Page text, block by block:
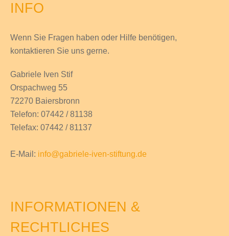
INFO
Wenn Sie Fragen haben oder Hilfe benötigen,
kontaktieren Sie uns gerne.
Gabriele Iven Stif
Orspachweg 55
72270 Baiersbronn
Telefon: 07442 / 81138
Telefax: 07442 / 81137
E-Mail: info@gabriele-iven-stiftung.de
INFORMATIONEN &
RECHTLICHES